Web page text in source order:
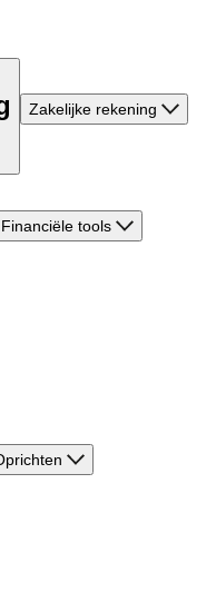
Zakelijke rekening
Financiële tools